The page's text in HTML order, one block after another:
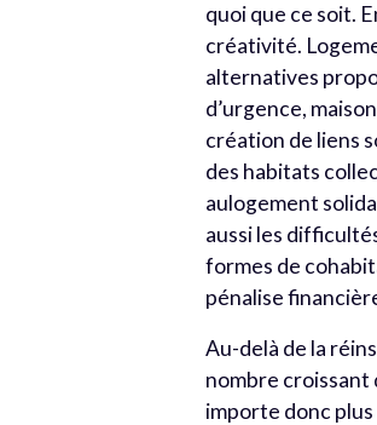
quoi que ce soit.
créativité.
alternatives
d’urgence,
création de liens
des habitats
aulogement
aussi les
formes de
pénalise
Au-delà de la
nombre croissant
importe donc plus